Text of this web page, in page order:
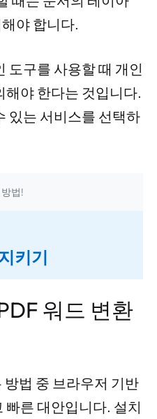
야 합니다.
도구를 사용할 때 개인
해야 한다는 것입니다.
있는 서비스를 선택하
법!
키기
워드 변환
법 중 브라우저 기반
른 대안입니다. 설치